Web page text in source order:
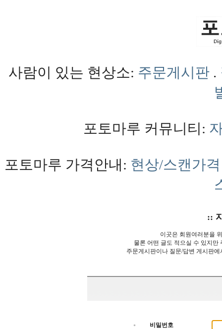
사람이 있는 현상소: 주문게시판 .
포토마루 커뮤니티:
포토마루 가격안내: 현상/스캔가격
::
이곳은 회원여러분을
물론 어떤 글도 적으실 수 있지만
주문게시판이나 질문/답변 게시판
비밀번호